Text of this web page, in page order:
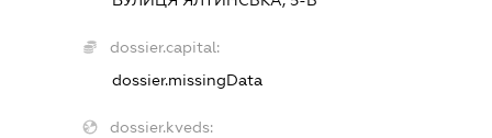
dossier.capital:
dossier.missingData
dossier.kveds: